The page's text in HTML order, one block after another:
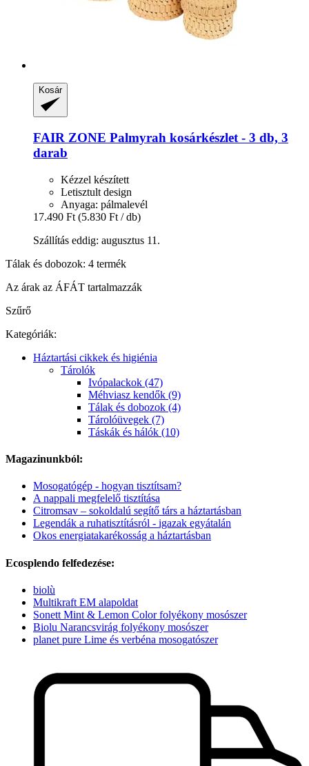
Kosár
FAIR ZONE Palmyrah kosárkészlet -​ 3 db, 3
darab
Kézzel készített
Letisztult design
Anyaga: pálmalevél
17.490 Ft (5.830 Ft / db)
Szállítás eddig: augusztus 11.
Tálak és dobozok: 4 termék
Az árak az ÁFÁT tartalmazzák
Szűrő
Kategóriák:
Háztartási cikkek és higiénia
Tárolók
Ivópalackok (47)
Méhviasz kendők (9)
Tálak és dobozok (4)
Tárolóüvegek (7)
Táskák és hálók (10)
Magazinunkból:
Mosogatógép - hogyan tisztítsam?
A nappali megfelelő tisztítása
Citromsav – sokoldalú segítő társ a háztartásban
Legendák a ruhatisztításról - igazak egyátalán
Okos energiatakarékosság a háztartásban
Ecosplendo felfedezése:
biolù
Multikraft EM alapoldat
Sonett Mint & Lemon Color folyékony mosószer
Biolu Narancsvirág folyékony mosószer
planet pure Lime és verbéna mosogatószer